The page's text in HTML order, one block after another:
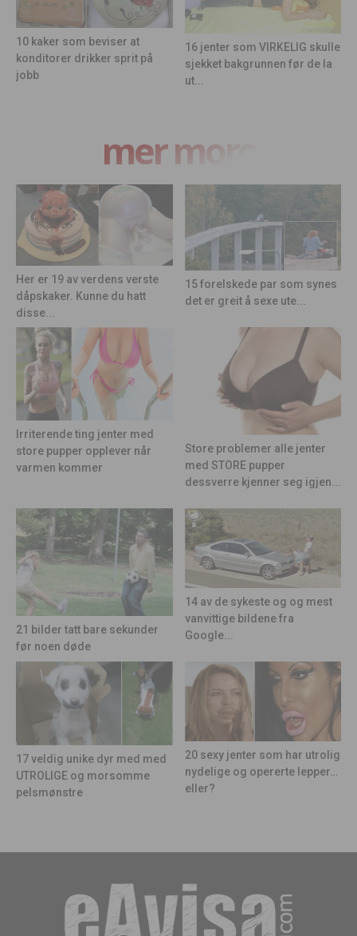
10 kaker som beviser at
konditorer drikker sprit på
jobb
16 jenter som VIRKELIG skulle
sjekket bakgrunnen før de la
ut...
mer moro
Her er 19 av verdens verste
dåpskaker. Kunne du hatt
disse...
15 forelskede par som synes
det er greit å sexe ute...
Irriterende ting jenter med
store pupper opplever når
varmen kommer
Store problemer alle jenter
med STORE pupper
dessverre kjenner seg igjen...
21 bilder tatt bare sekunder
før noen døde
14 av de sykeste og og mest
vanvittige bildene fra
Google...
17 veldig unike dyr med med
UTROLIGE og morsomme
pelsmønstre
20 sexy jenter som har utrolig
nydelige og opererte lepper…
eller?